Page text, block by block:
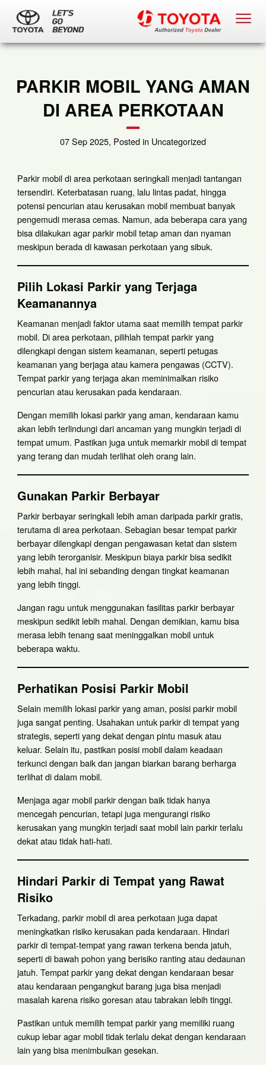
PARKIR MOBIL YANG AMAN
DI AREA PERKOTAAN
07 Sep 2025, Posted in Uncategorized
Parkir mobil di area perkotaan seringkali menjadi tantangan
tersendiri. Keterbatasan ruang, lalu lintas padat, hingga
potensi pencurian atau kerusakan mobil membuat banyak
pengemudi merasa cemas. Namun, ada beberapa cara yang
bisa dilakukan agar parkir mobil tetap aman dan nyaman
meskipun berada di kawasan perkotaan yang sibuk.
Pilih Lokasi Parkir yang Terjaga
Keamanannya
Keamanan menjadi faktor utama saat memilih tempat parkir
mobil. Di area perkotaan, pilihlah tempat parkir yang
dilengkapi dengan sistem keamanan, seperti petugas
keamanan yang berjaga atau kamera pengawas (CCTV).
Tempat parkir yang terjaga akan meminimalkan risiko
pencurian atau kerusakan pada kendaraan.
Dengan memilih lokasi parkir yang aman, kendaraan kamu
akan lebih terlindungi dari ancaman yang mungkin terjadi di
tempat umum. Pastikan juga untuk memarkir mobil di tempat
yang terang dan mudah terlihat oleh orang lain.
Gunakan Parkir Berbayar
Parkir berbayar seringkali lebih aman daripada parkir gratis,
terutama di area perkotaan. Sebagian besar tempat parkir
berbayar dilengkapi dengan pengawasan ketat dan sistem
yang lebih terorganisir. Meskipun biaya parkir bisa sedikit
lebih mahal, hal ini sebanding dengan tingkat keamanan
yang lebih tinggi.
Jangan ragu untuk menggunakan fasilitas parkir berbayar
meskipun sedikit lebih mahal. Dengan demikian, kamu bisa
merasa lebih tenang saat meninggalkan mobil untuk
beberapa waktu.
Perhatikan Posisi Parkir Mobil
Selain memilih lokasi parkir yang aman, posisi parkir mobil
juga sangat penting. Usahakan untuk parkir di tempat yang
strategis, seperti yang dekat dengan pintu masuk atau
keluar. Selain itu, pastikan posisi mobil dalam keadaan
terkunci dengan baik dan jangan biarkan barang berharga
terlihat di dalam mobil.
Menjaga agar mobil parkir dengan baik tidak hanya
mencegah pencurian, tetapi juga mengurangi risiko
kerusakan yang mungkin terjadi saat mobil lain parkir terlalu
dekat atau tidak hati-hati.
Hindari Parkir di Tempat yang Rawat
Risiko
Terkadang, parkir mobil di area perkotaan juga dapat
meningkatkan risiko kerusakan pada kendaraan. Hindari
parkir di tempat-tempat yang rawan terkena benda jatuh,
seperti di bawah pohon yang berisiko ranting atau dedaunan
jatuh. Tempat parkir yang dekat dengan kendaraan besar
atau kendaraan pengangkut barang juga bisa menjadi
masalah karena risiko goresan atau tabrakan lebih tinggi.
Pastikan untuk memilih tempat parkir yang memiliki ruang
cukup lebar agar mobil tidak terlalu dekat dengan kendaraan
lain yang bisa menimbulkan gesekan.